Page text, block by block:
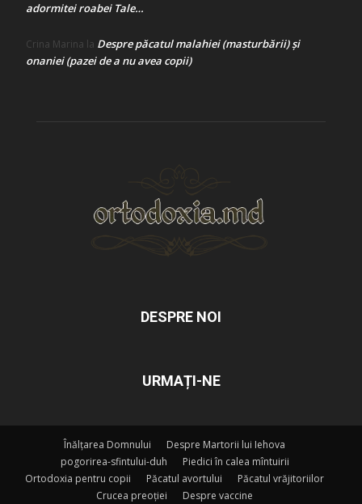
adormitei roabei Tale…
Crina Marina la Despre păcatul malahiei (masturbării) şi
onaniei (pazei de a nu avea copii)
DESPRE NOI
URMAȚI-NE
Înălțarea Domnului
Despre Martorii lui Iehova
pogorirea-sfintului-duh
Piedici în calea mîntuirii
Ortodoxia pentru copii
Păcatul avortului
Păcatul vrăjitoriilor
Crucea preoției
Despre vaccine